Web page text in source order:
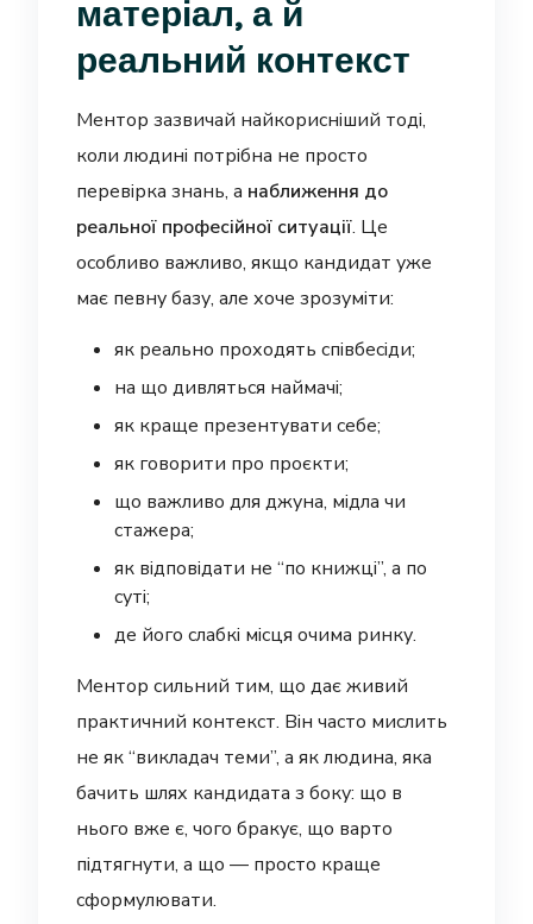
матеріал, а й
реальний контекст
Ментор зазвичай найкорисніший тоді,
коли людині потрібна не просто
перевірка знань, а наближення до
реальної професійної ситуації. Це
особливо важливо, якщо кандидат уже
має певну базу, але хоче зрозуміти:
як реально проходять співбесіди;
на що дивляться наймачі;
як краще презентувати себе;
як говорити про проєкти;
що важливо для джуна, мідла чи
стажера;
як відповідати не “по книжці”, а по
суті;
де його слабкі місця очима ринку.
Ментор сильний тим, що дає живий
практичний контекст. Він часто мислить
не як “викладач теми”, а як людина, яка
бачить шлях кандидата з боку: що в
нього вже є, чого бракує, що варто
підтягнути, а що — просто краще
сформулювати.